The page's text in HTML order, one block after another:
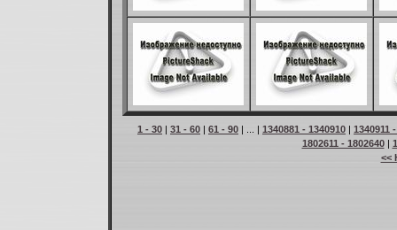
1 - 30 | 31 - 60 | 61 - 90 | ... | 1340881 - 1340910 | 1340911
1802611 - 1802640|
<<